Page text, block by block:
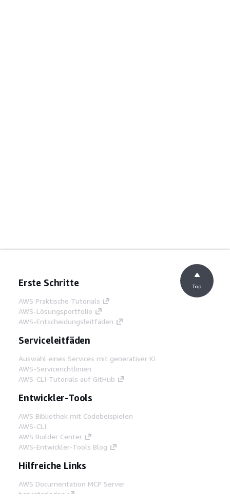
Erste Schritte
AWS Praktische Tutorials
AWS-Lösungsportfolio
AWS-Entscheidungsleitfäden
Serviceleitfäden
Auswahl eines Services mit generativer KI
AWS-Servicerichtlinien
AWS-CLI-Tutorials auf GitHub
Entwickler-Tools
AWS Bibliothek mit Codebeispielen
AWS-CLI
AWS Builder Center
AWS-Entwickler-Tools Blog
Hilfreiche Links
AWS Documentation MCP Server
herunterladen
Top